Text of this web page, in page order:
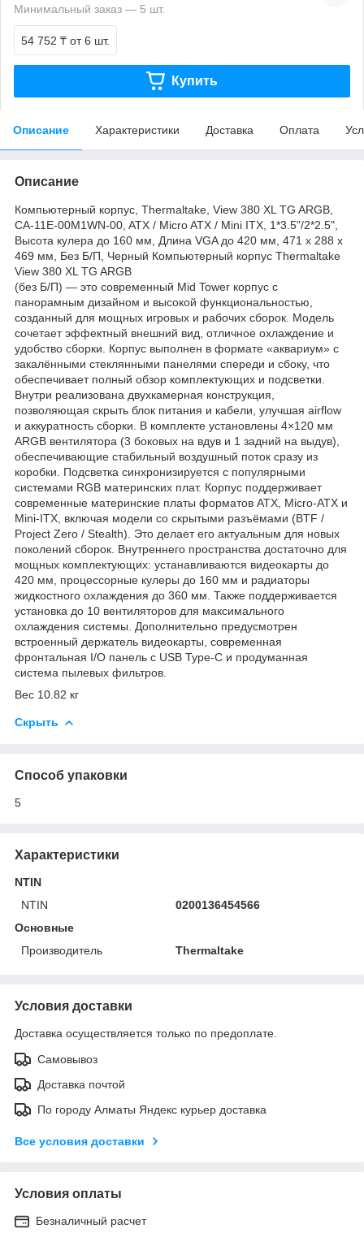
Минимальный заказ — 5 шт.
54 752 ₸ от 6 шт.
Купить
Описание Характеристики Доставка Оплата
Описание
Компьютерный корпус, Thermaltake, View 380 XL TG ARGB,
CA-11E-00M1WN-00, ATX / Micro ATX / Mini ITX, 1*3.5"/2*2.5",
Высота кулера до 160 мм, Длина VGA до 420 мм, 471 x 288 x
469 мм, Без Б/П, Черный Компьютерный корпус Thermaltake
View 380 XL TG ARGB
(без Б/П) — это современный Mid Tower корпус с
панорамным дизайном и высокой функциональностью,
созданный для мощных игровых и рабочих сборок. Модель
сочетает эффектный внешний вид, отличное охлаждение и
удобство сборки. Корпус выполнен в формате «аквариум» с
закалёнными стеклянными панелями спереди и сбоку, что
обеспечивает полный обзор комплектующих и подсветки.
Внутри реализована двухкамерная конструкция,
позволяющая скрыть блок питания и кабели, улучшая airflow
и аккуратность сборки. В комплекте установлены 4×120 мм
ARGB вентилятора (3 боковых на вдув и 1 задний на выдув),
обеспечивающие стабильный воздушный поток сразу из
коробки. Подсветка синхронизируется с популярными
системами RGB материнских плат. Корпус поддерживает
современные материнские платы форматов ATX, Micro-ATX и
Mini-ITX, включая модели со скрытыми разъёмами (BTF /
Project Zero / Stealth). Это делает его актуальным для новых
поколений сборок. Внутреннего пространства достаточно для
мощных комплектующих: устанавливаются видеокарты до
420 мм, процессорные кулеры до 160 мм и радиаторы
жидкостного охлаждения до 360 мм. Также поддерживается
установка до 10 вентиляторов для максимального
охлаждения системы. Дополнительно предусмотрен
встроенный держатель видеокарты, современная
фронтальная I/O панель с USB Type-C и продуманная
система пылевых фильтров.
Вес 10.82 кг
Скрыть
Способ упаковки
5
Характеристики
NTIN
NTIN
0200136454566
Основные
Производитель
Thermaltake
Условия доставки
Доставка осуществляется только по предоплате.
Самовывоз
Доставка почтой
По городу Алматы Яндекс курьер доставка
Все условия доставки
Условия оплаты
Безналичный расчет